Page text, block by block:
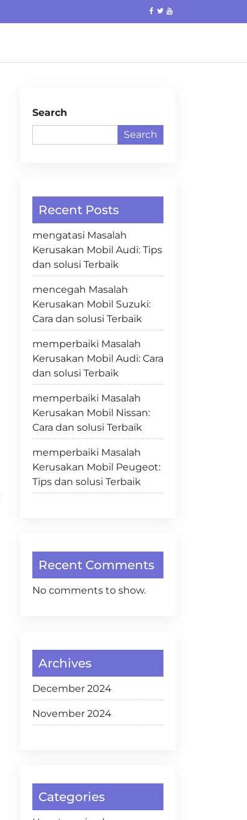
Search
Search
Recent Posts
mengatasi Masalah
Kerusakan Mobil Audi: Tips
dan solusi Terbaik
mencegah Masalah
Kerusakan Mobil Suzuki:
Cara dan solusi Terbaik
memperbaiki Masalah
Kerusakan Mobil Audi: Cara
dan solusi Terbaik
memperbaiki Masalah
Kerusakan Mobil Nissan:
Cara dan solusi Terbaik
memperbaiki Masalah
Kerusakan Mobil Peugeot:
Tips dan solusi Terbaik
Recent Comments
No comments to show.
Archives
December 2024
November 2024
Categories